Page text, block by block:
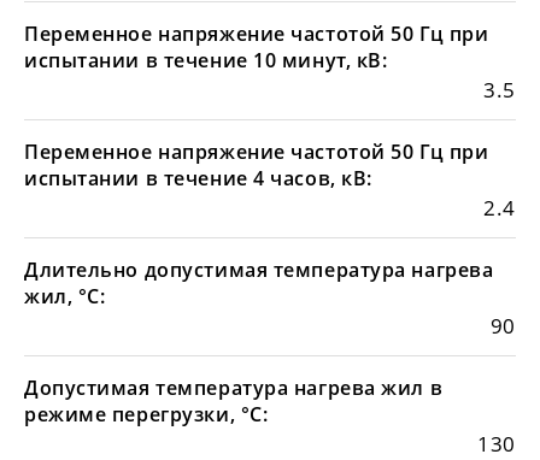
Переменное напряжение частотой 50 Гц при
испытании в течение 10 минут, кВ:
3.5
Переменное напряжение частотой 50 Гц при
испытании в течение 4 часов, кВ:
2.4
Длительно допустимая температура нагрева
жил, °С:
90
Допустимая температура нагрева жил в
режиме перегрузки, °С:
130